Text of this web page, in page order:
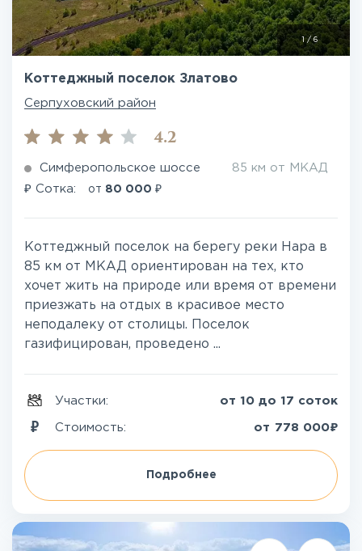
1 /6
Коттеджный поселок Златово
Серпуховский район
4.2
Симферопольское шоссе 85 км от МКАД
₽ Сотка: от 80 000 ₽
Коттеджный поселок на берегу реки Нара в
85 км от МКАД ориентирован на тех, кто
хочет жить на природе или время от времени
приезжать на отдых в красивое место
неподалеку от столицы. Поселок
газифицирован, проведено ...
Участки: от 10 до 17 соток
Стоимость: от 778 000₽
Подробнее